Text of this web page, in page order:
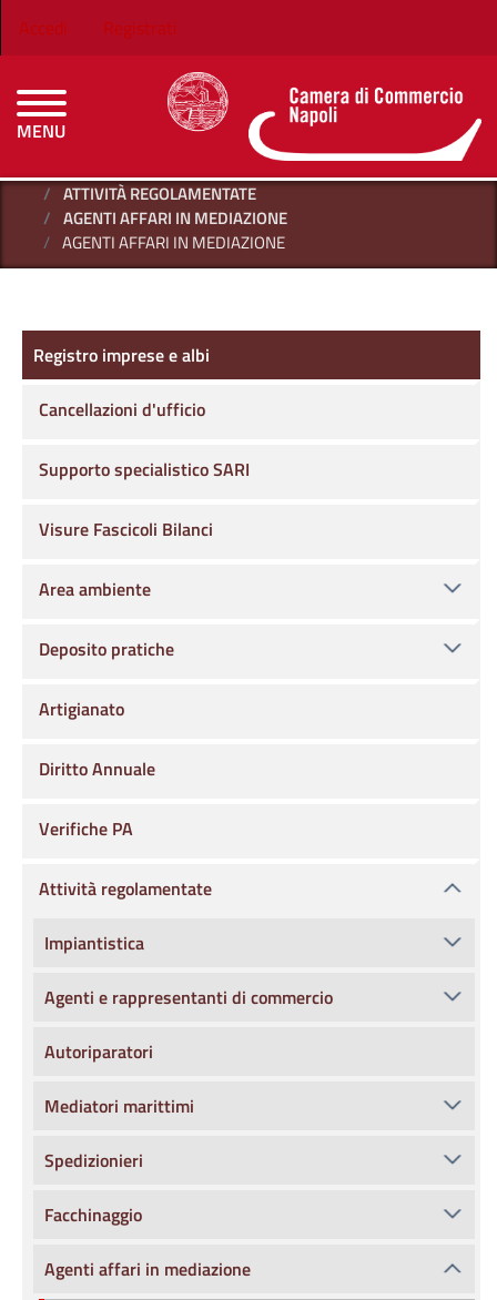
Menu profilo utente
Accedi Registrati
MENU
CAMERE DI COMMERCIO D'ITALIA
REGISTRO IMPRESE E ALBI
ATTIVITÀ REGOLAMENTATE
AGENTI AFFARI IN MEDIAZIONE
AGENTI AFFARI IN MEDIAZIONE
Registro imprese e albi
Registro imprese e albi
Cancellazioni d'ufficio
Supporto specialistico SARI
Visure Fascicoli Bilanci
Area ambiente
Deposito pratiche
Artigianato
Diritto Annuale
Verifiche PA
Attività regolamentate
Impiantistica
Agenti e rappresentanti di commercio
Autoriparatori
Mediatori marittimi
Spedizionieri
Facchinaggio
Agenti affari in mediazione